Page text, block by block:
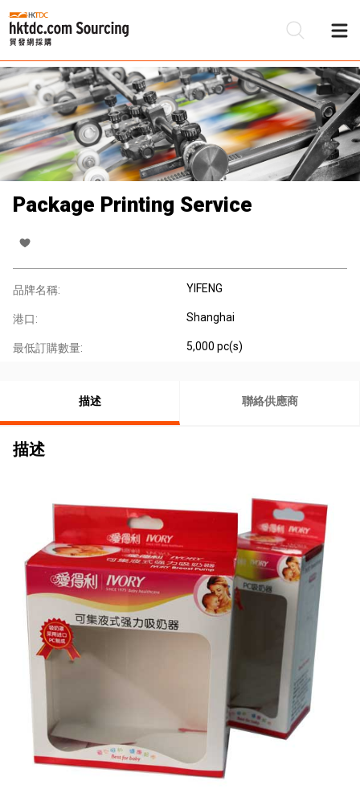
Package Printing Service
品牌名稱: YIFENG
港口: Shanghai
最低訂購數量: 5,000 pc(s)
描述 聯絡供應商
描述